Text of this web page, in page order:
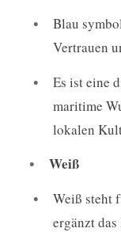
Blau
Vertrauen
Es ist eine
maritime
lokalen
Weiß
Weiß steht
ergänzt